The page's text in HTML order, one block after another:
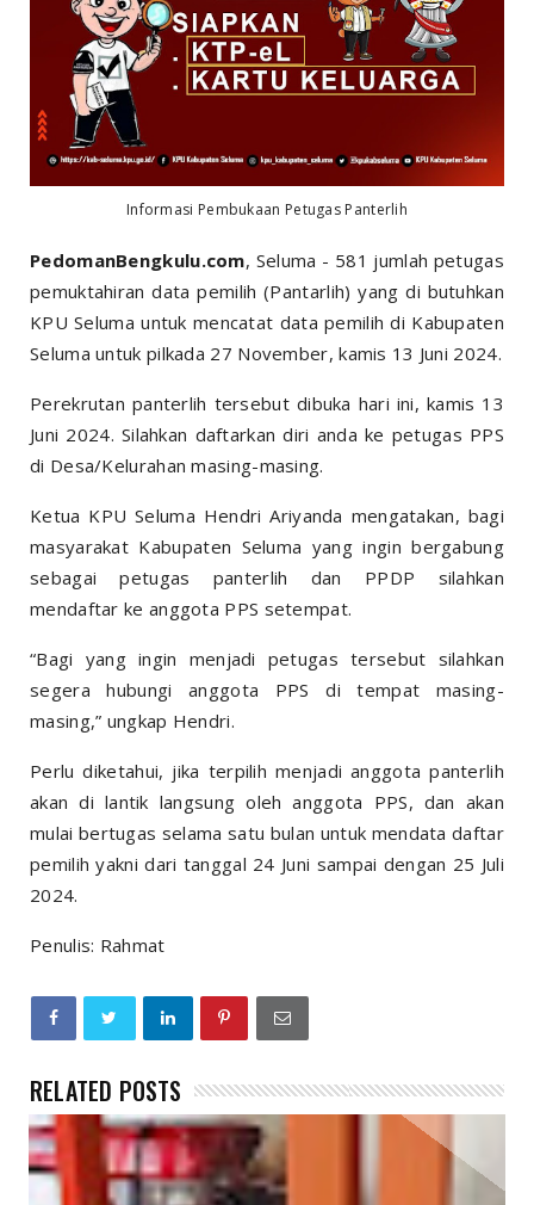
Informasi Pembukaan Petugas Panterlih
PedomanBengkulu.com, Seluma - 581 jumlah petugas
pemuktahiran data pemilih (Pantarlih) yang di butuhkan
KPU Seluma untuk mencatat data pemilih di Kabupaten
Seluma untuk pilkada 27 November, kamis 13 Juni 2024.
Perekrutan panterlih tersebut dibuka hari ini, kamis 13
Juni 2024. Silahkan daftarkan diri anda ke petugas PPS
di Desa/Kelurahan masing-masing.
Ketua KPU Seluma Hendri Ariyanda mengatakan, bagi
masyarakat Kabupaten Seluma yang ingin bergabung
sebagai petugas panterlih dan PPDP silahkan
mendaftar ke anggota PPS setempat.
“Bagi yang ingin menjadi petugas tersebut silahkan
segera hubungi anggota PPS di tempat masing-
masing,” ungkap Hendri.
Perlu diketahui, jika terpilih menjadi anggota panterlih
akan di lantik langsung oleh anggota PPS, dan akan
mulai bertugas selama satu bulan untuk mendata daftar
pemilih yakni dari tanggal 24 Juni sampai dengan 25 Juli
2024.
Penulis: Rahmat
RELATED POSTS